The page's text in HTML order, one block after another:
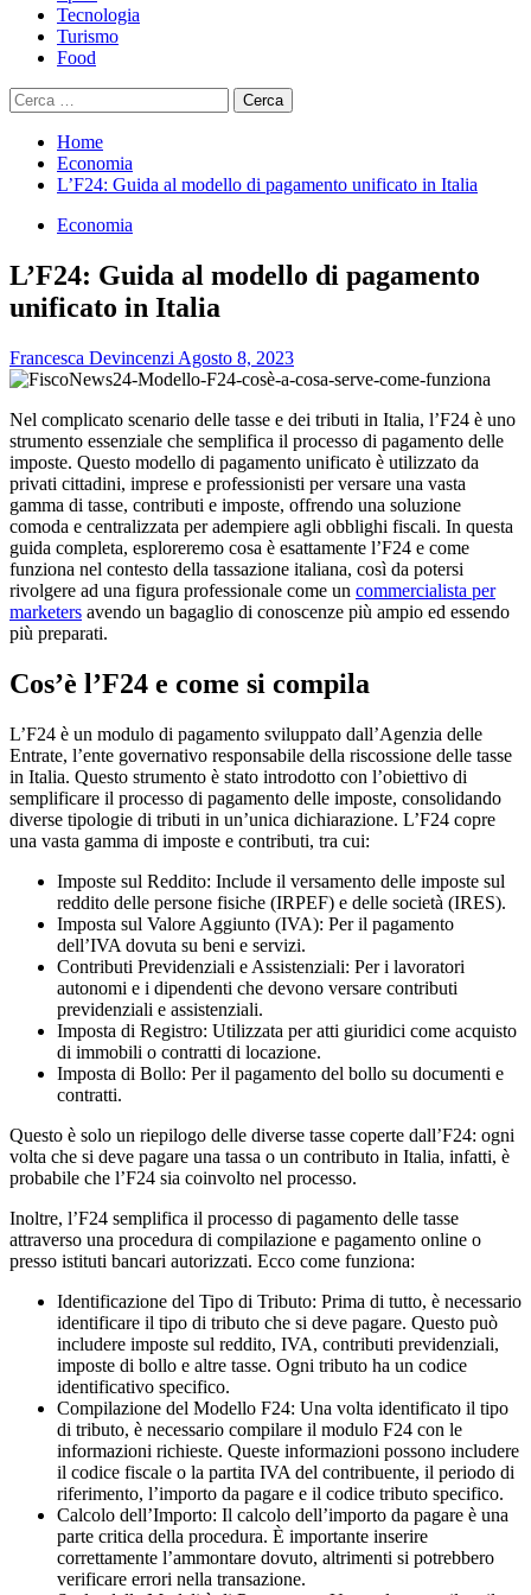
Tecnologia
Turismo
Food
Ricerca
per:
Home
Economia
L’F24: Guida al modello di pagamento unificato in Italia
Economia
L’F24: Guida al modello di pagamento
unificato in Italia
Francesca Devincenzi Agosto 8, 2023
Nel complicato scenario delle tasse e dei tributi in Italia, l’F24 è uno
strumento essenziale che semplifica il processo di pagamento delle
imposte. Questo modello di pagamento unificato è utilizzato da
privati cittadini, imprese e professionisti per versare una vasta
gamma di tasse, contributi e imposte, offrendo una soluzione
comoda e centralizzata per adempiere agli obblighi fiscali. In questa
guida completa, esploreremo cosa è esattamente l’F24 e come
funziona nel contesto della tassazione italiana, così da potersi
rivolgere ad una figura professionale come un commercialista per
marketers avendo un bagaglio di conoscenze più ampio ed essendo
più preparati.
Cos’è l’F24 e come si compila
L’F24 è un modulo di pagamento sviluppato dall’Agenzia delle
Entrate, l’ente governativo responsabile della riscossione delle tasse
in Italia. Questo strumento è stato introdotto con l’obiettivo di
semplificare il processo di pagamento delle imposte, consolidando
diverse tipologie di tributi in un’unica dichiarazione. L’F24 copre
una vasta gamma di imposte e contributi, tra cui:
Imposte sul Reddito: Include il versamento delle imposte sul
reddito delle persone fisiche (IRPEF) e delle società (IRES).
Imposta sul Valore Aggiunto (IVA): Per il pagamento
dell’IVA dovuta su beni e servizi.
Contributi Previdenziali e Assistenziali: Per i lavoratori
autonomi e i dipendenti che devono versare contributi
previdenziali e assistenziali.
Imposta di Registro: Utilizzata per atti giuridici come acquisto
di immobili o contratti di locazione.
Imposta di Bollo: Per il pagamento del bollo su documenti e
contratti.
Questo è solo un riepilogo delle diverse tasse coperte dall’F24: ogni
volta che si deve pagare una tassa o un contributo in Italia, infatti, è
probabile che l’F24 sia coinvolto nel processo.
Inoltre, l’F24 semplifica il processo di pagamento delle tasse
attraverso una procedura di compilazione e pagamento online o
presso istituti bancari autorizzati. Ecco come funziona:
Identificazione del Tipo di Tributo: Prima di tutto, è necessario
identificare il tipo di tributo che si deve pagare. Questo può
includere imposte sul reddito, IVA, contributi previdenziali,
imposte di bollo e altre tasse. Ogni tributo ha un codice
identificativo specifico.
Compilazione del Modello F24: Una volta identificato il tipo
di tributo, è necessario compilare il modulo F24 con le
informazioni richieste. Queste informazioni possono includere
il codice fiscale o la partita IVA del contribuente, il periodo di
riferimento, l’importo da pagare e il codice tributo specifico.
Calcolo dell’Importo: Il calcolo dell’importo da pagare è una
parte critica della procedura. È importante inserire
correttamente l’ammontare dovuto, altrimenti si potrebbero
verificare errori nella transazione.